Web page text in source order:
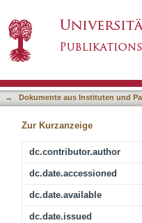
→ Dokumente aus Instituten und
Zur Kurzanzeige
dc.contributor.author
dc.date.accessioned
dc.date.available
dc.date.issued